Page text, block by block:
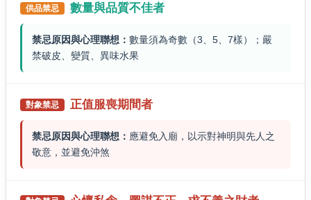
供品禁忌 數量與品質不佳者
禁忌原因與心理聯想： 數量須為奇數（3、5、7樣）；嚴
禁破皮、變質、異味水果
對象禁忌 正值服喪期間者
禁忌原因與心理聯想： 應避免入廟，以示對神明與先人之
敬意，並避免沖煞